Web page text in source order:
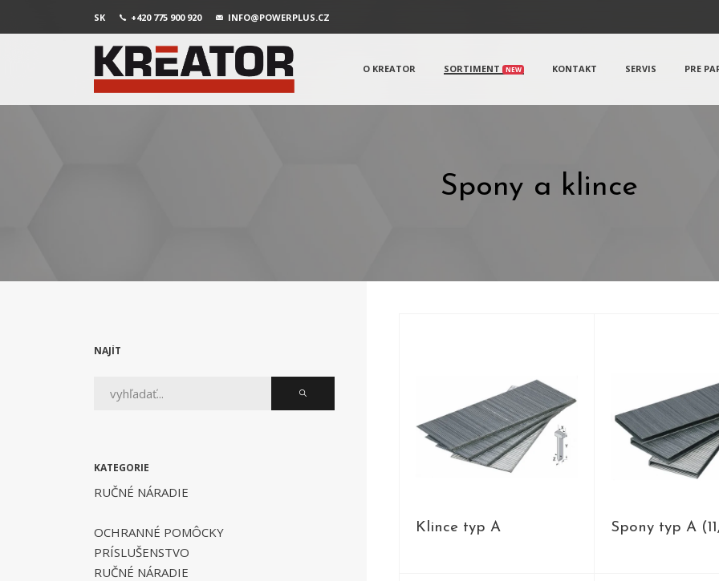
SK +420 775 900 920 INFO@POWERPLUS.CZ
O KREATOR SORTIMENT NEW KONTAKT SERVIS PRE
Spony a klince
Klince typ A Spony typ A
NAJÍT
KATEGORIE
RUČNÉ NÁRADIE
OCHRANNÉ POMÔCKY
PRÍSLUŠENSTVO
RUČNÉ NÁRADIE